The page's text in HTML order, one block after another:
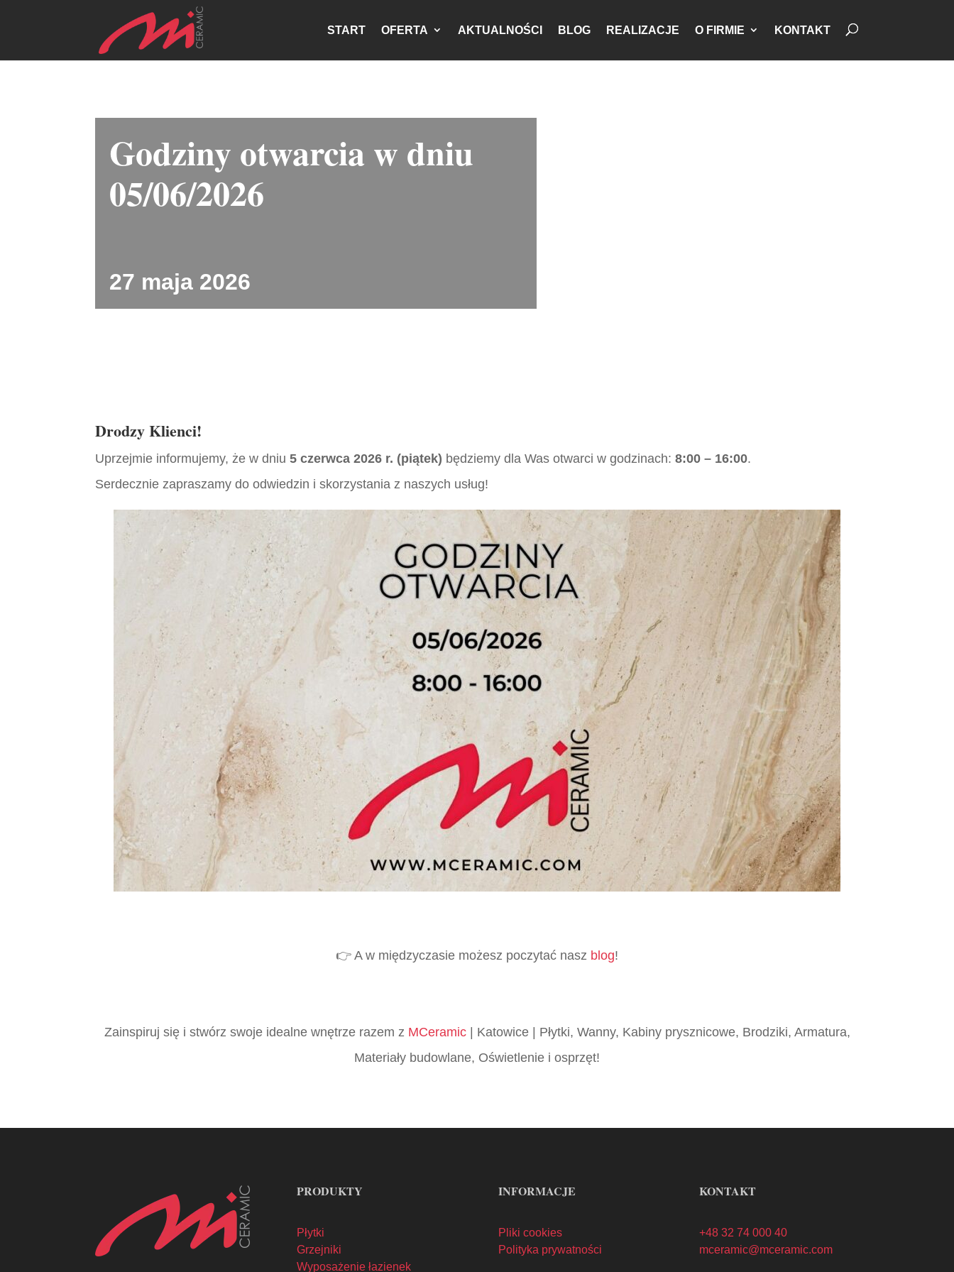
START OFERTA AKTUALNOŚCI BLOG REALIZACJE O FIRMIE KONTAKT
Godziny otwarcia w dniu
05/06/2026
27 maja 2026
Drodzy Klienci!
Uprzejmie informujemy, że w dniu5 czerwca 2026 r. (piątek) będziemy dla Was otwarci w godzinach:8:00 – 16:00.
Serdecznie zapraszamy do odwiedzin i skorzystania z naszych usług!
👉 A w międzyczasie możesz poczytać nasz blog!
Zainspiruj się i stwórz swoje idealne wnętrze razem z MCeramic| Katowice | Płytki, Wanny, Kabiny prysznicowe, Brodziki, Armatura,
Materiały budowlane, Oświetlenie i osprzęt!
PRODUKTY
Płytki
Grzejniki
Wyposażenie łazienek
INFORMACJE
Pliki cookies
Polityka prywatności
KONTAKT
+48 32 74 000 40
mceramic@mceramic.com